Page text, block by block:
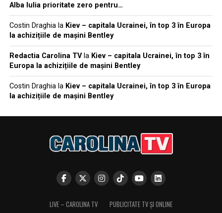
Alba Iulia prioritate zero pentru…
Costin Draghiala Kiev – capitala Ucrainei, în top 3 în Europa
la achizițiile de mașini Bentley
Redactia Carolina TVla Kiev – capitala Ucrainei, în top 3 în
Europa la achizițiile de mașini Bentley
Costin Draghiala Kiev – capitala Ucrainei, în top 3 în Europa
la achizițiile de mașini Bentley
LIVE – CAROLINA TV
PUBLICITATE TV ȘI ONLINE